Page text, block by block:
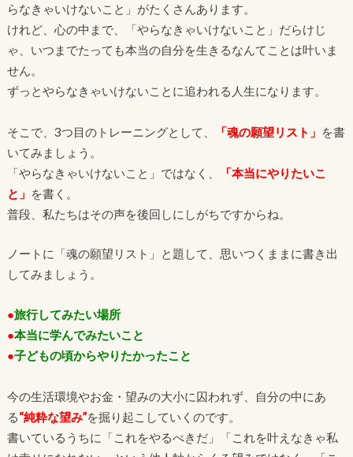
らなきゃいけないこと」がたくさんあります。
けれど、心の中まで、「やらなきゃいけないこと」だらけじ
ゃ、いつまでたっても本当の自分を生きるなんてことは叶いま
せん。
ずっとやらなきゃいけないことに追われる人生になります。
そこで、3つ目のトレーニングとして、 「魂の願望リスト」 を書
いてみましょう。
「やらなきゃいけないこと」ではなく、
「本当にやりたいこ
と」 を書く。
普段、私たちはその声を後回しにしがちですからね。
ノートに「魂の願望リスト」と題して、思いつくままに書き出
してみましょう。
●旅行してみたい場所
●本当に学んでみたいこと
●子どもの頃からやりたかったこと
今の生活環境やお金・望みの大小に囚われず、自分の中にあ
る“純粋な望み”を掘り起こしていくのです。
書いているうちに「これをやるべきだ」「これを叶えなきゃ私